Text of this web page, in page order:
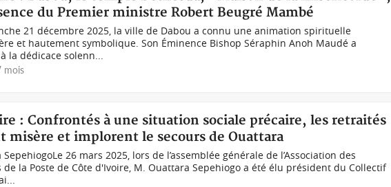
du Premier ministre Robert Beugré Mambé
21 décembre 2025, la ville de Dabou a connu une animation spirituelle
et hautement symbolique. Son Éminence Bishop Séraphin Anoh Maudé a
la dédicace solenn...
mois
: Confrontés à une situation sociale précaire, les retraités
misère et implorent le secours de Ouattara
26 mars 2025, lors de l’assemblée générale de l’Association des
de la Poste de Côte d'Ivoire, M. Ouattara Sepehiogo a été élu président du Collectif